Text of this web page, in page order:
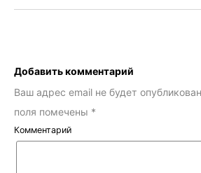
Добавить комментарий
Ваш адрес email не будет
поля помечены *
Комментарий